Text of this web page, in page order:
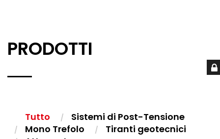
PRODOTTI
Tutto
Sistemi di Post-Tensione
Mono Trefolo
Tiranti geotecnici